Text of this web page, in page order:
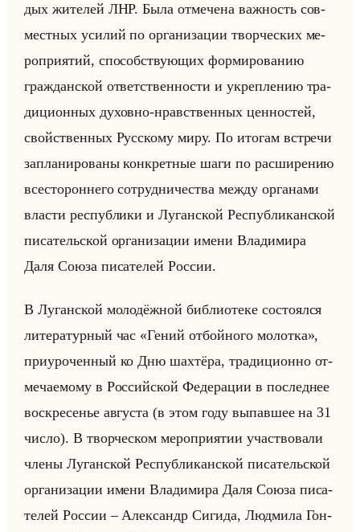
дых жи­те­лей ЛНР. Была от­ме­че­на важ­ность сов­
мест­ных уси­лий по ор­га­ни­за­ции твор­че­ских ме­
ро­при­ятий, спо­соб­ству­ющих фор­ми­ро­ва­нию
граж­дан­ской от­вет­ствен­но­сти и укреп­ле­нию тра­
ди­ци­он­ных ду­хов­но-нрав­ствен­ных цен­но­стей,
свойствен­ных Рус­ско­му миру. По ито­гам встре­чи
за­пла­ни­ро­ва­ны кон­крет­ные шаги по рас­ши­ре­нию
все­сто­рон­не­го со­труд­ни­че­ства между ор­га­на­ми
вла­сти рес­пуб­ли­ки и Лу­ган­ской Рес­пуб­ли­кан­ской
пи­са­тельской ор­га­ни­за­ции имени Вла­ди­ми­ра
Даля Союза пи­са­те­лей Рос­сии.
В Лу­ган­ской мо­ло­дёж­ной биб­лио­те­ке со­сто­ял­ся
ли­те­ра­тур­ный час «Гений отбойного молотка»,
при­уро­чен­ный ко Дню шах­тё­ра, тра­ди­ци­он­но от­
ме­ча­емо­му в Рос­сийской Фе­де­ра­ции в по­след­нее
вос­кре­се­нье ав­гу­ста (в этом году вы­пав­шее на 31
число). В твор­че­ском ме­ро­при­ятии участ­во­ва­ли
члены Лу­ган­ской Рес­пуб­ли­кан­ской пи­са­тельской
ор­га­ни­за­ции имени Вла­ди­ми­ра Даля Союза пи­са­
те­лей Рос­сии – Алек­сандр Си­ги­да, Люд­ми­ла Гон­